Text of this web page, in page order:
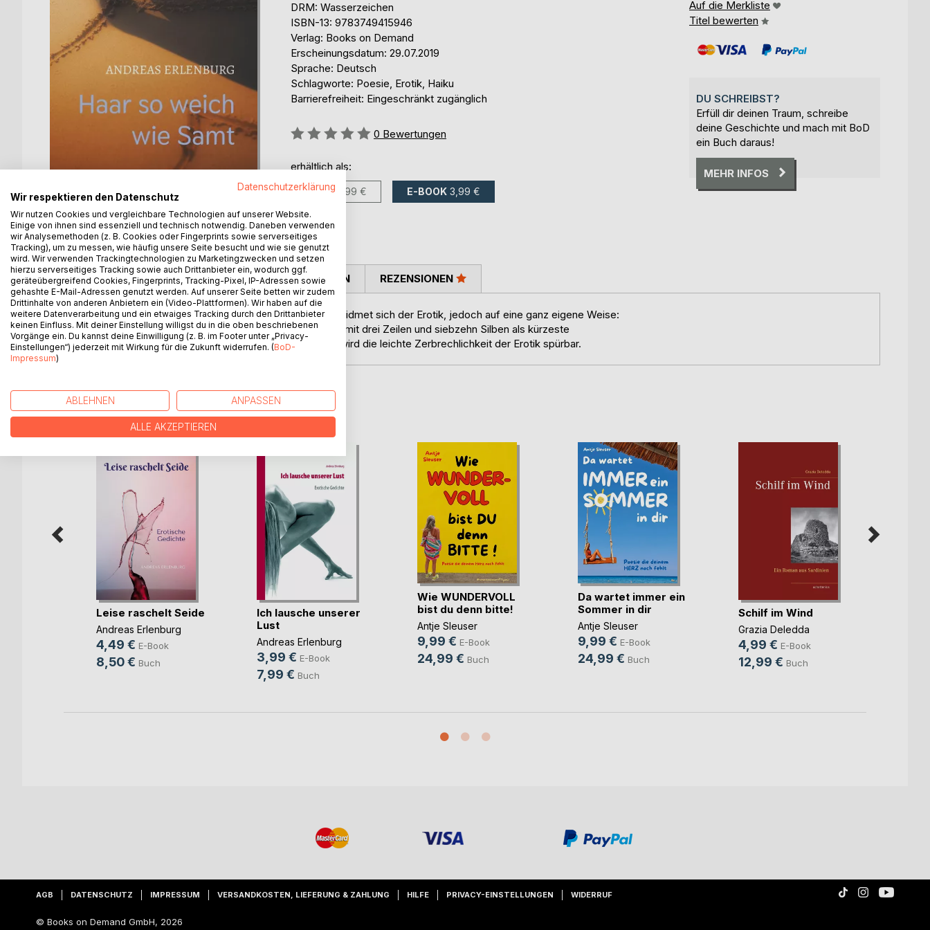
DRM: Wasserzeichen
ISBN-13: 9783749415946
Verlag: Books on Demand
Erscheinungsdatum: 29.07.2019
Sprache: Deutsch
Schlagworte: Poesie, Erotik, Haiku
Barrierefreiheit: Eingeschränkt zugänglich
Bewertung::
0 Bewertungen
erhältlich als:
BUCH 7,99 € E-BOOK 3,99 €
Auf die Merkliste
Titel bewerten
DU SCHREIBST?
Erfüll dir deinen Traum, schreibe
deine Geschichte und mach mit BoD
ein Buch daraus!
MEHR INFOS
BESCHREIBUNG
Liebe und Erotik durchziehen unser Leben. Dieser Band widmet sich der Erotik, jedoch auf eine ganz eigene Weise:
Er bildet sie in der japanischen Gedichtform Haiku ab, die mit drei Zeilen und siebzehn Silben als kürzeste
Gedichtform der Welt gilt. Durch die Kürze der Gedichte wird die leichte Zerbrechlichkeit der Erotik spürbar.
AUTOR/IN PRESSESTIMMEN REZENSIONEN
WEITERE TITEL BEIBoD
Leise raschelt Seide
Andreas Erlenburg
4,49 € E-Book
8,50 € Buch
Ich lausche unserer
Lust
Andreas Erlenburg
3,99 € E-Book
7,99 € Buch
Wie WUNDERVOLL
bist du denn bitte!
Antje Sleuser
9,99 € E-Book
24,99 € Buch
Da wartet immer ein
Sommer in dir
Antje Sleuser
9,99 € E-Book
24,99 € Buch
Schilf im Wind
Grazia Deledda
4,99 € E-Book
12,99 € Buch
AGB DATENSCHUTZ IMPRESSUM VERSANDKOSTEN, LIEFERUNG & ZAHLUNG HILFE PRIVACY-EINSTELLUNGEN WIDERRUF
© Books on Demand GmbH, 2026
Datenschutzerklärung
Wir respektieren den Datenschutz
Wir nutzen Cookies und vergleichbare Technologien auf unserer Website.
Einige von ihnen sind essenziell und technisch notwendig. Daneben verwenden
wir Analysemethoden (z. B. Cookies oder Fingerprints sowie serverseitiges
Tracking), um zu messen, wie häufig unsere Seite besucht und wie sie genutzt
wird. Wir verwenden Trackingtechnologien zu Marketingzwecken und setzen
hierzu serverseitiges Tracking sowie auch Drittanbieter ein, wodurch ggf.
geräteübergreifend Cookies, Fingerprints, Tracking-Pixel, IP-Adressen sowie
gehashte E-Mail-Adressen genutzt werden. Auf unserer Seite betten wir zudem
Drittinhalte von anderen Anbietern ein (Video-Plattformen). Wir haben auf die
weitere Datenverarbeitung und ein etwaiges Tracking durch den Drittanbieter
keinen Einfluss. Mit deiner Einstellung willigst du in die oben beschriebenen
Vorgänge ein. Du kannst deine Einwilligung (z. B. im Footer unter „Privacy-
Einstellungen“) jederzeit mit Wirkung für die Zukunft widerrufen. (BoD-
Impressum)
ABLEHNEN ANPASSEN
ALLE AKZEPTIEREN